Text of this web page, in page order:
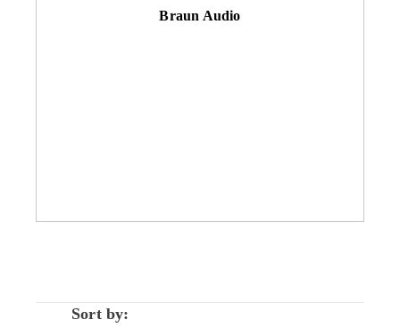
Braun Audio
Sort by: